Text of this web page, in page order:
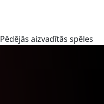
Pēdējās aizvadītās spēles